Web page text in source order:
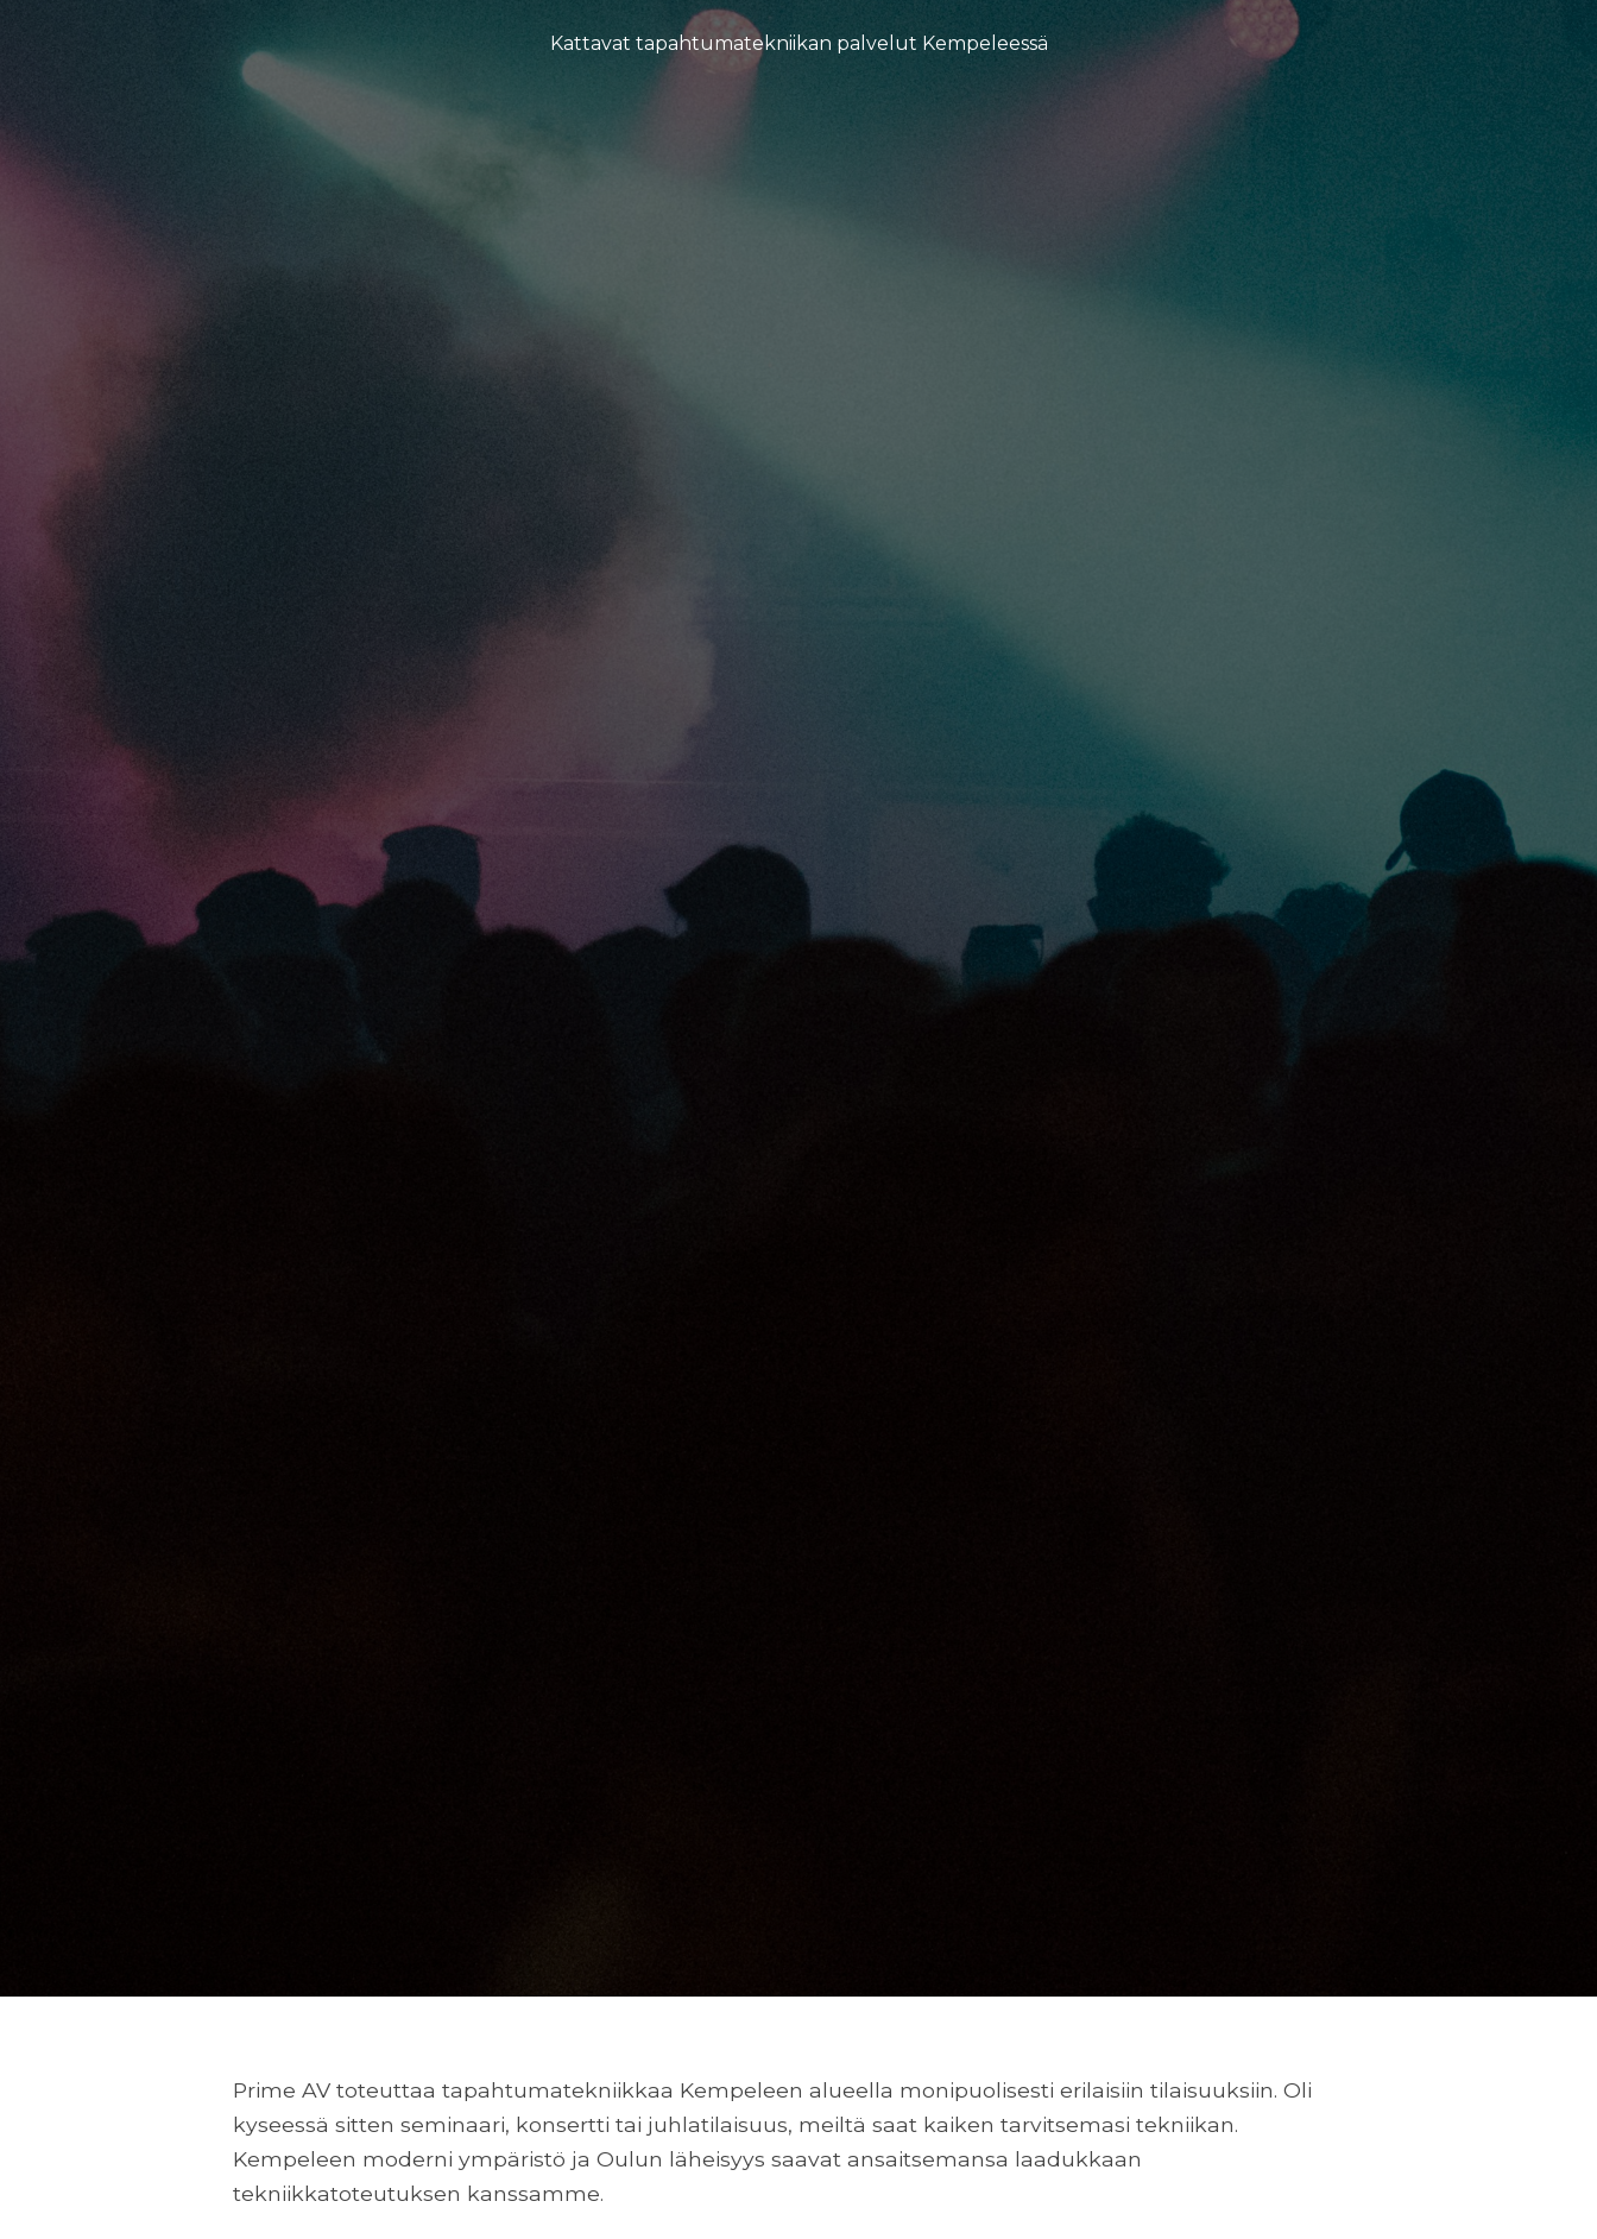
Kattavat tapahtumatekniikan palvelut Kempeleessä
Prime AV toteuttaa tapahtumatekniikkaa Kempeleen alueella monipuolisesti erilaisiin tilaisuuksiin. Oli
kyseessä sitten seminaari, konsertti tai juhlatilaisuus, meiltä saat kaiken tarvitsemasi tekniikan.
Kempeleen moderni ympäristö ja Oulun läheisyys saavat ansaitsemansa laadukkaan
tekniikkatoteutuksen kanssamme.